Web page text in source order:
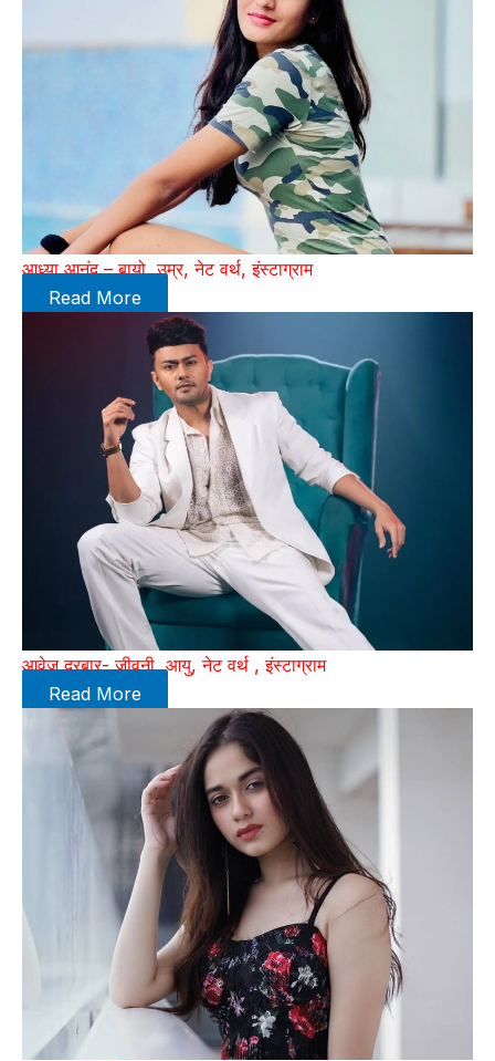
आध्या आनंद – बायो, उम्र, नेट वर्थ, इंस्टाग्राम
Read More
आवेज दरबार- जीवनी, आयु, नेट वर्थ , इंस्टाग्राम
Read More